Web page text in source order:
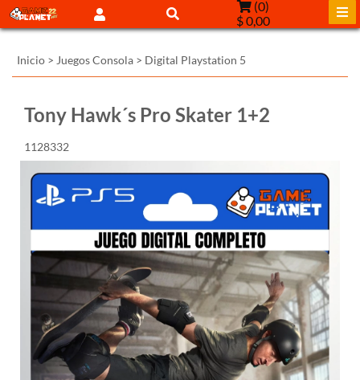
(0)
$ 0,00
Inicio > Juegos Consola > Digital Playstation 5
Tony Hawk´s Pro Skater 1+2
1128332